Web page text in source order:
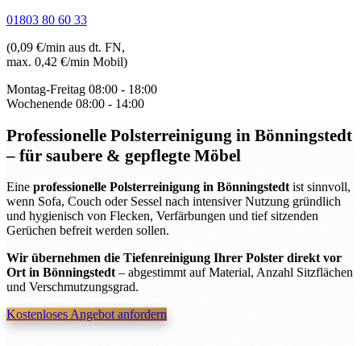
01803 80 60 33
(0,09 €/min aus dt. FN,
max. 0,42 €/min Mobil)
Montag-Freitag 08:00 - 18:00
Wochenende 08:00 - 14:00
Professionelle Polsterreinigung in Bönningstedt
– für saubere & gepflegte Möbel
Eine professionelle Polsterreinigung in Bönningstedt ist sinnvoll,
wenn Sofa, Couch oder Sessel nach intensiver Nutzung gründlich
und hygienisch von Flecken, Verfärbungen und tief sitzenden
Gerüchen befreit werden sollen.
Wir übernehmen die Tiefenreinigung Ihrer Polster direkt vor
Ort in Bönningstedt– abgestimmt auf Material, Anzahl Sitzflächen
und Verschmutzungsgrad.
Kostenloses Angebot anfordern